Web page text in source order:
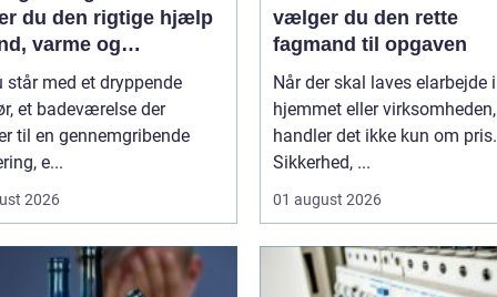
du den rigtige hjælp
varme og
står med et dryppende
et badeværelse der
til en gennemgribende
e...
2026
vælger du den rette
fagmand til opgaven
Når der skal laves elarbejde i
hjemmet eller virksomheden,
handler det ikke kun om pris.
Sikkerhed, ...
01 august 2026